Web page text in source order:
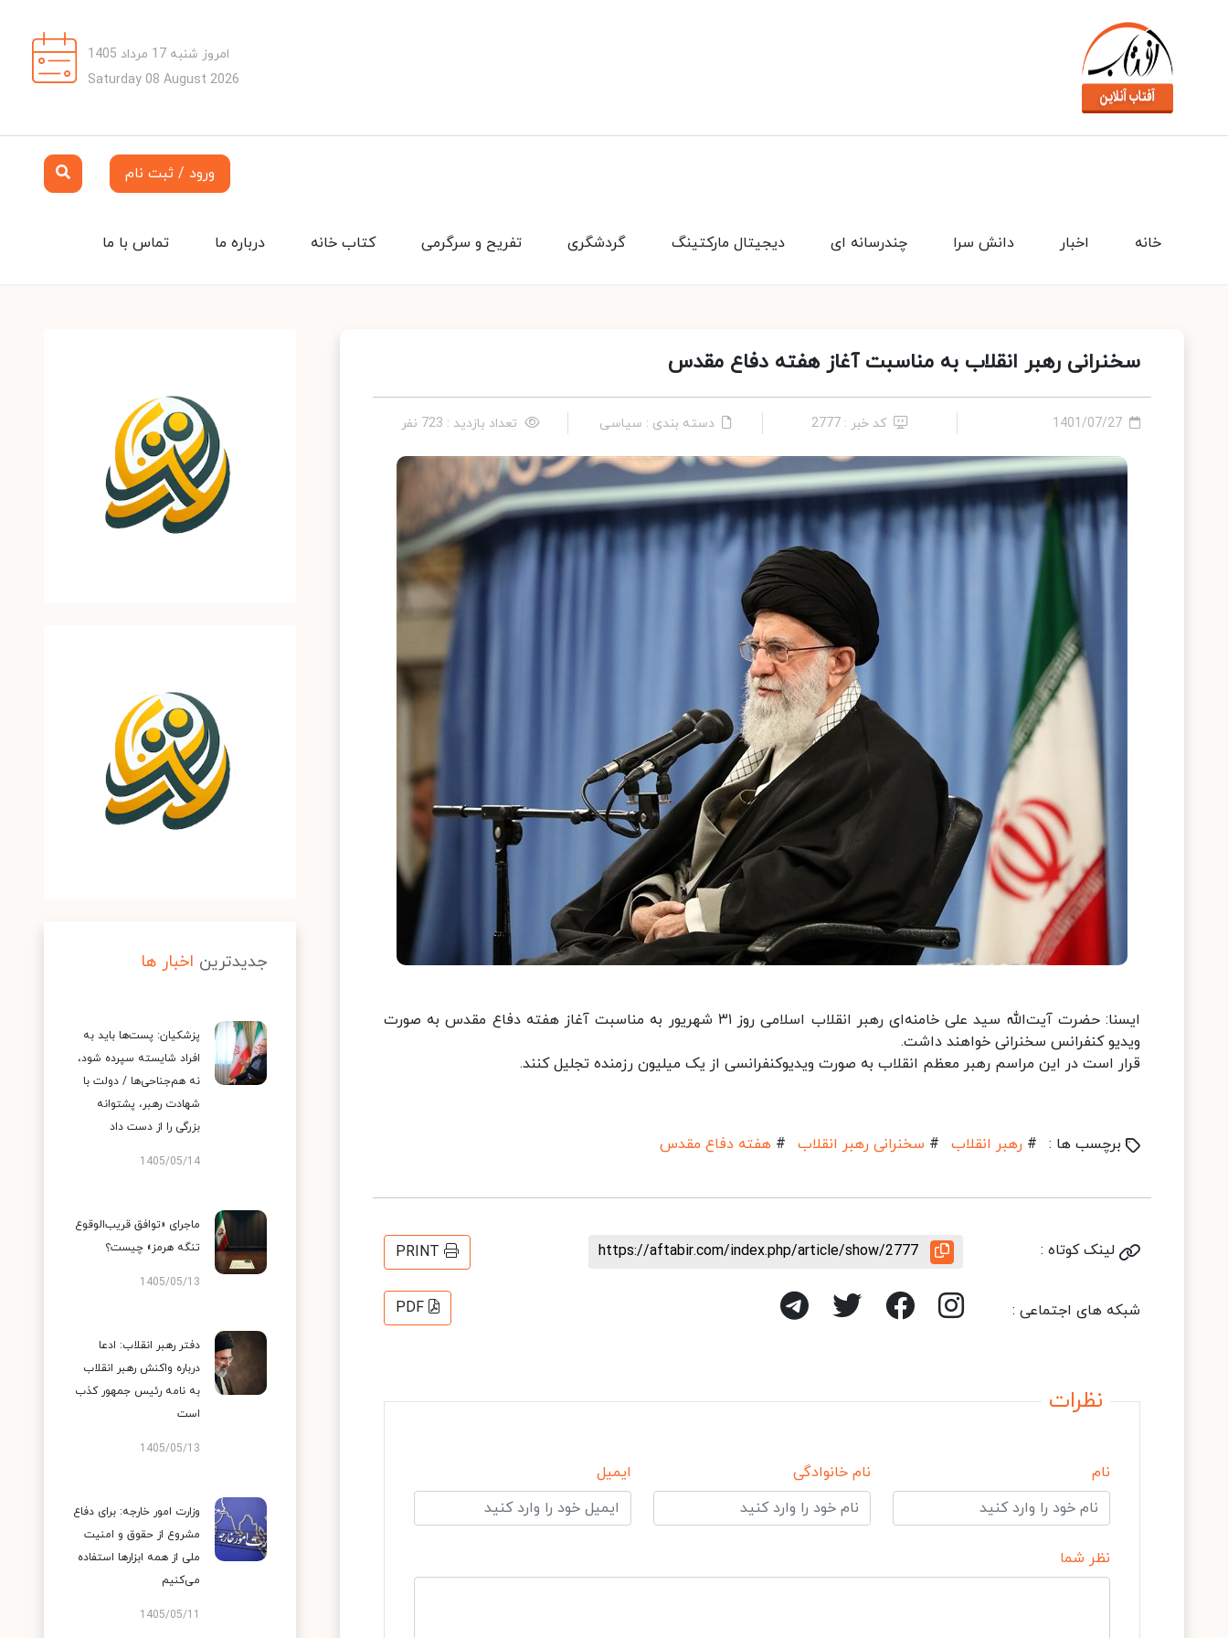
امروز شنبه 17 مرداد 1405
Saturday 08 August 2026
ورود / ثبت نام
تماس با ما درباره ما کتاب خانه تفریح و سرگرمی گردشگری دیجیتال مارکتینگ چندرسانه ای دانش سرا اخبار خانه
سخنرانی رهبر انقلاب به مناسبت آغاز هفته دفاع مقدس
1401/07/27 کد خبر : 2777 دسته بندی : سیاسی تعداد بازدید : 723 نفر
ایسنا: حضرت آیت‌الله سید علی خامنه‌ای رهبر انقلاب اسلامی روز ۳۱ شهریور به مناسبت آغاز هفته دفاع مقدس به صورت
ویدیو کنفرانس سخنرانی خواهند داشت.
قرار است در این مراسم رهبر معظم انقلاب به صورت ویدیوکنفرانسی از یک میلیون رزمنده تجلیل کنند.
برچسب ها : # رهبر انقلاب # سخنرانی رهبر انقلاب # هفته دفاع مقدس
لینک کوتاه : https://aftabir.com/index.php/article/show/2777
PRINT
شبکه های اجتماعی : PDF
نظرات
نام نام خانوادگی ایمیل
نظر شما
جدیدترین اخبار ها
پزشکیان: پست‌ها باید به
افراد شایسته سپرده شود،
نه هم‌جناحی‌ها / دولت با
شهادت رهبر، پشتوانه
بزرگی را از دست داد
1405/05/14
ماجرای «توافق قریب‌الوقوع
تنگه هرمز» چیست؟
1405/05/13
دفتر رهبر انقلاب: ادعا
درباره واکنش رهبر انقلاب
به نامه رئیس جمهور کذب
است
1405/05/13
وزارت امور خارجه: برای دفاع
مشروع از حقوق و امنیت
ملی از همه ابزارها استفاده
می‌کنیم
1405/05/11